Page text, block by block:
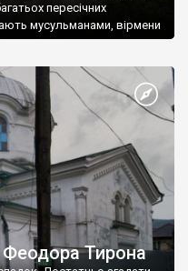
пересічних
мусульманами, вірмени
Феодора Тирона